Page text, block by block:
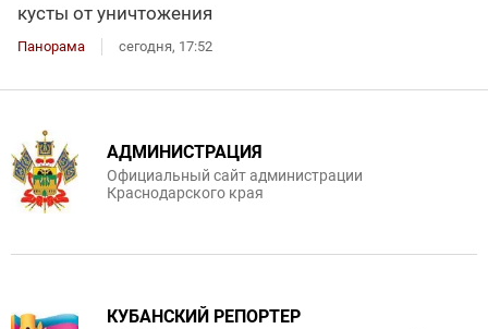
кусты от уничтожения
Панорама сегодня, 17:52
АДМИНИСТРАЦИЯ
Официальный сайт администрации
Краснодарского края
КУБАНСКИЙ РЕПОРТЕР